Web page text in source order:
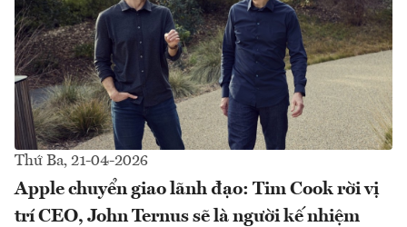
Thứ Ba, 21-04-2026
Apple chuyển giao lãnh đạo: Tim Cook rời vị
trí CEO, John Ternus sẽ là người kế nhiệm